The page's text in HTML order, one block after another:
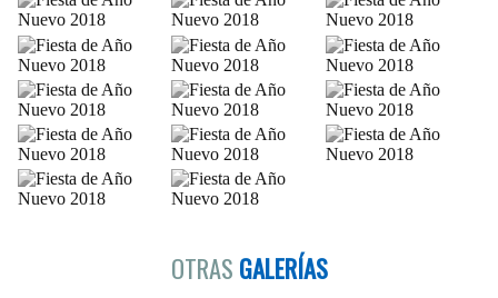
FIESTA DE AÑO NUEVO
2018
FIESTA DE AÑO NUEVO
2018
FIESTA DE AÑO NUEVO
2018
FIESTA DE AÑO NUEVO
2018
FIESTA DE AÑO NUEVO
2018
FIESTA DE AÑO NUEVO
2018
FIESTA DE AÑO NUEVO
2018
FIESTA DE AÑO NUEVO
2018
FIESTA DE AÑO NUEVO
2018
FIESTA DE AÑO NUEVO
2018
FIESTA DE AÑO NUEVO
2018
FIESTA DE AÑO NUEVO
2018
FIESTA DE AÑO NUEVO
2018
FIESTA DE AÑO NUEVO
2018
2018
FIESTA DE AÑO NUEVO
OTRAS GALERÍAS